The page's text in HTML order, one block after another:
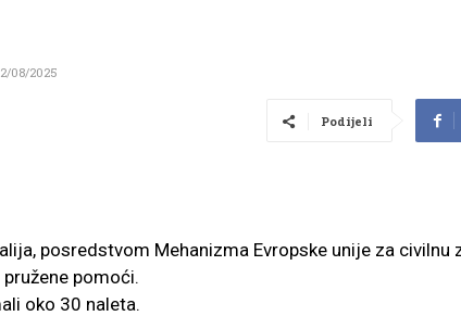
08/2025
Podijeli
posredstvom Mehanizma Evropske unije za civilnu
pomoći.
oko 30 naleta.